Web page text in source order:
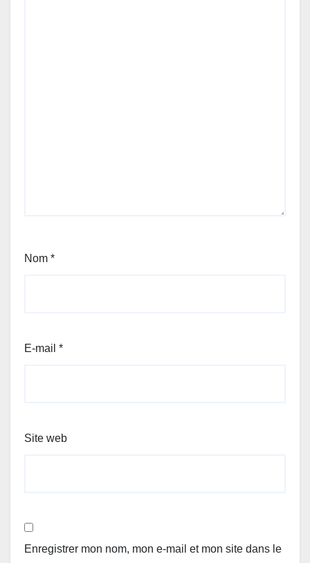
Nom *
E-mail *
Site web
Enregistrer mon nom, mon e-mail et mon site dans le